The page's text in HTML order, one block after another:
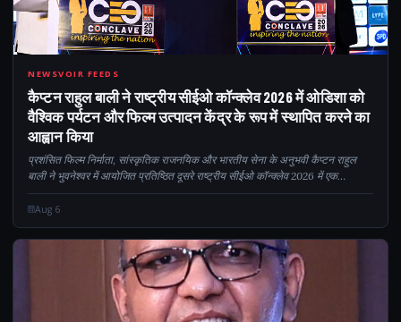
202
NEWSVOIR FEEDS
कैप्टन राहुल बाली ने राष्ट्रीय सीईओ कॉन्क्लेव 2026 में ओडिशा को
वैश्विक पर्यटन और फिल्म उत्पादन केंद्र के रूप में स्थापित करने का
आह्वान किया
प्रशंसित फिल्म निर्माता, सांस्कृतिक राजनयिक और भारतीय सेना के अनुभवी कैप्टन राहुल
बाली ने भुवनेश्वर में आयोजित प्रतिष्ठित दूसरे राष्ट्रीय सीईओ कॉन्क्लेव 2026 में एक
शक्तिशाली मुख्य भाषण दिया, जहां उन्होंने एक बदलाव की रूपरेखा तैयार की...
Aug 6